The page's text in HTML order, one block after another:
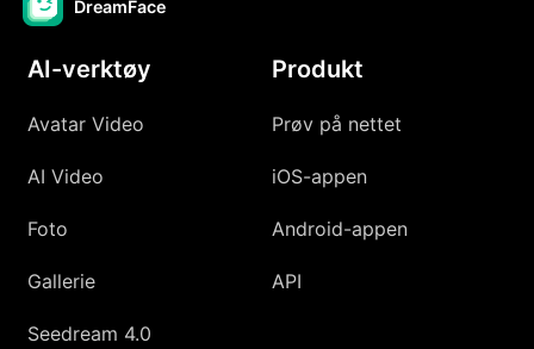
DreamFace
AI-verktøy
Avatar Video
AI Video
Foto
Gallerie
Seedream 4.0
Produkt
Prøv på nettet
iOS-appen
Android-appen
API